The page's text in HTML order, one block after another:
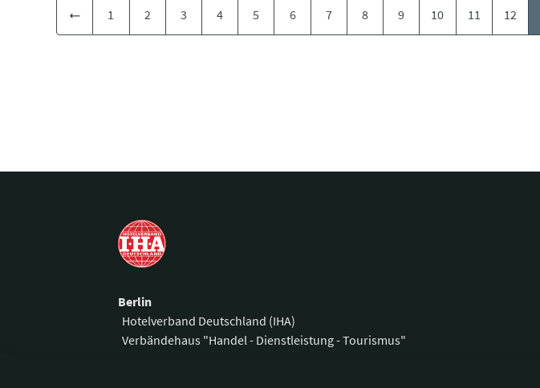
1 2 3 4 5 6 7 8 9 10 11 12
Berlin
Hotelverband Deutschland (IHA)
Verbändehaus "Handel - Dienstleistung - Tourismus"